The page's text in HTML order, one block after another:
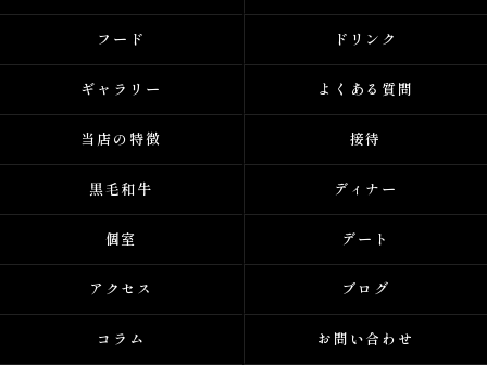
フード ドリンク
ギャラリー よくある質問
当店の特徴 接待
黒毛和牛 ディナー
個室 デート
アクセス ブログ
コラム お問い合わせ